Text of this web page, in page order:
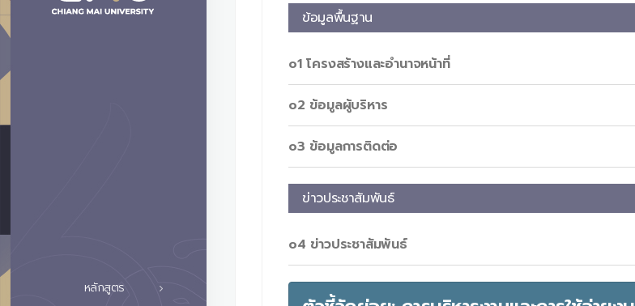
หลักสูตร
ข้อมูลพื้นฐาน
o1 โครงสร้างและอำนาจหน้าที่
o2 ข้อมูลผู้บริหาร
o3 ข้อมูลการติดต่อ
ข่าวประชาสัมพันธ์
o4 ข่าวประชาสัมพันธ์